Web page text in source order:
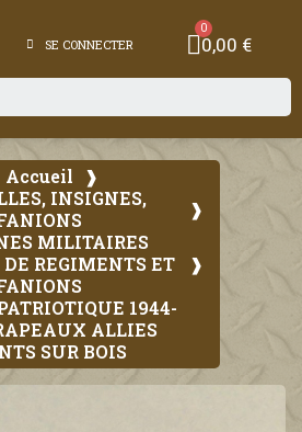
SE CONNECTER 0,00 €
Accueil
INSIGNES,
MILITAIRES
REGIMENTS ET
1944-
ALLIES
SUR BOIS